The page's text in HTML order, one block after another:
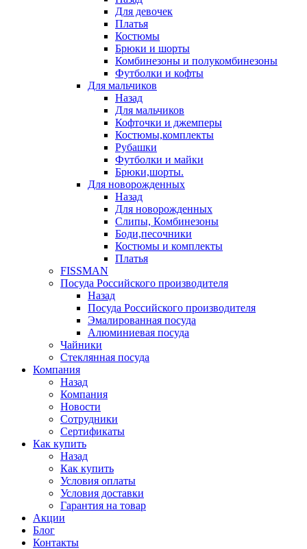
Для девочек
Платья
Костюмы
Брюки и шорты
Комбинезоны и полукомбинезоны
Футболки и кофты
Для мальчиков
Назад
Для мальчиков
Кофточки и джемперы
Костюмы,комплекты
Рубашки
Футболки и майки
Брюки,шорты.
Для новорожденных
Назад
Для новорожденных
Слипы, Комбинезоны
Боди,песочники
Костюмы и комплекты
Платья
FISSMAN
Посуда Российского производителя
Назад
Посуда Российского производителя
Эмалированная посуда
Алюминиевая посуда
Чайники
Стеклянная посуда
Компания
Назад
Компания
Новости
Сотрудники
Сертификаты
Как купить
Назад
Как купить
Условия оплаты
Условия доставки
Гарантия на товар
Акции
Блог
Контакты